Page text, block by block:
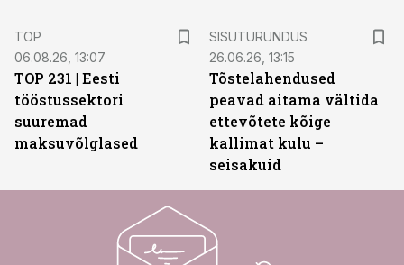
TOP
06.08.26, 13:07
TOP 231 | Eesti
tööstussektori
suuremad
maksuvõlglased
SISUTURUNDUS
26.06.26, 13:15
Tõstelahendused
peavad aitama vältida
ettevõtete kõige
kallimat kulu –
seisakuid